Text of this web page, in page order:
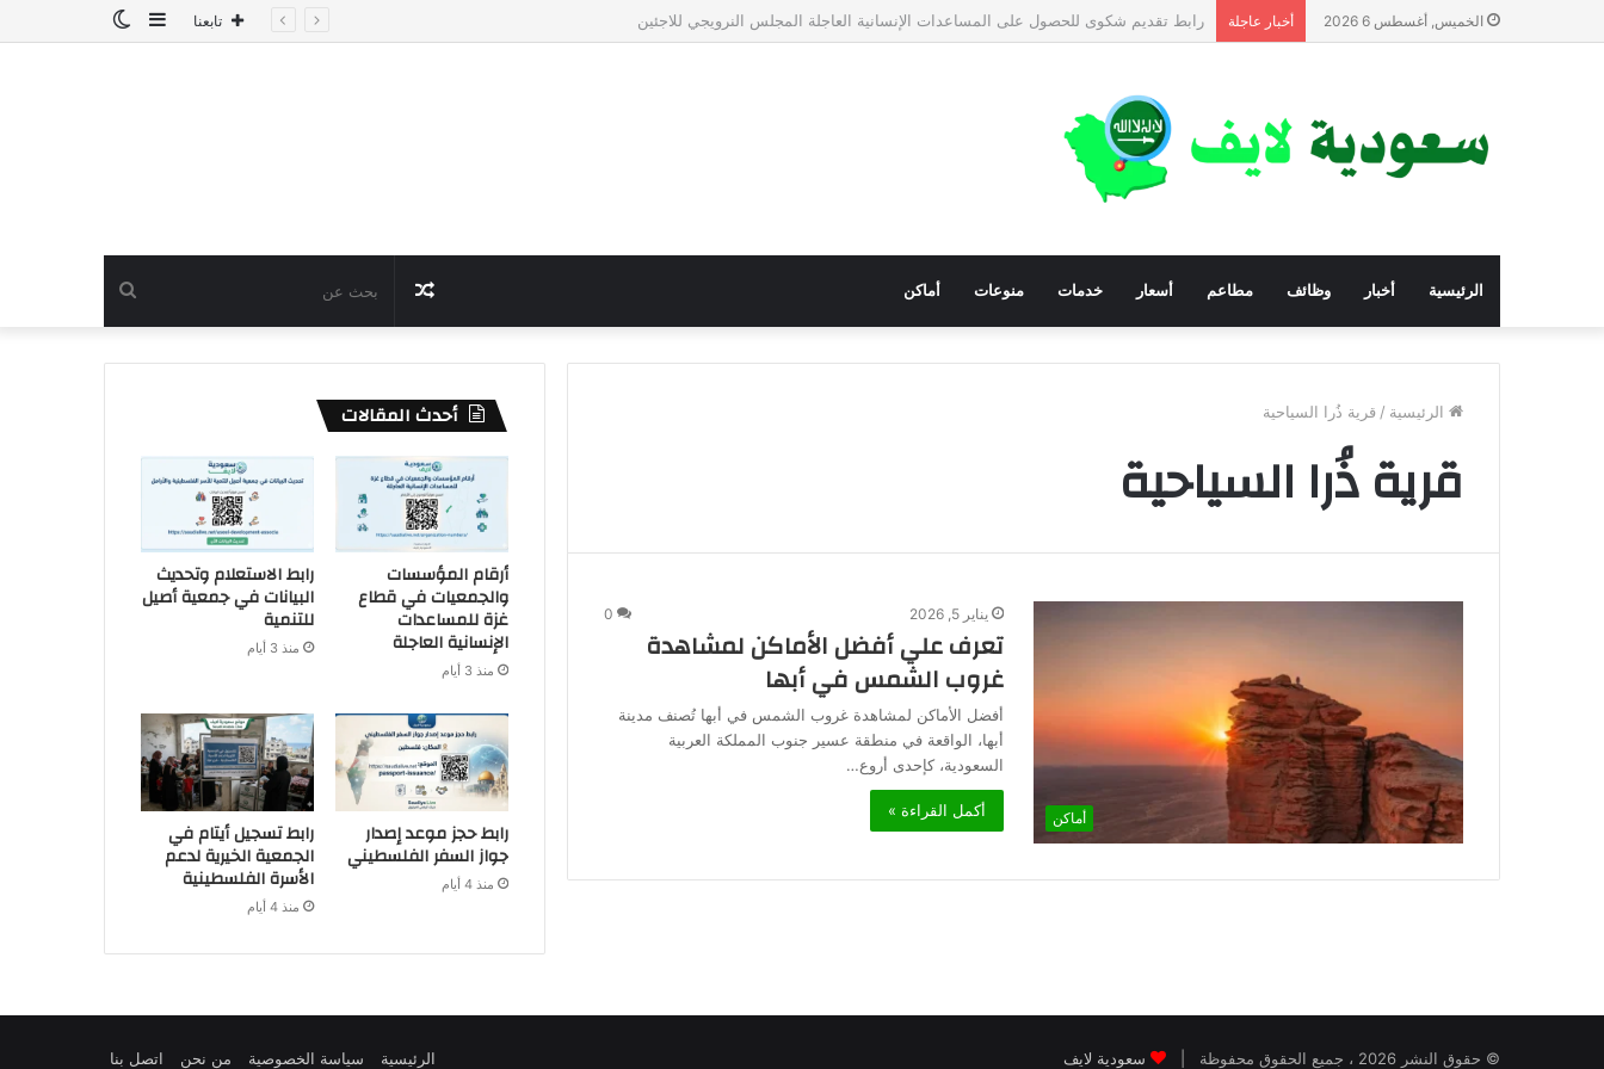
الخميس, أغسطس 6 2026 أخبار عاجلة أرقام المؤسسات والجمعيات في قطاع غزة للمساعدات الإنسانية العاجلة
الوضعإضافة
تابعنا
الرئيسية أخبار وظائف مطاعم أسعار خدمات منوعات أماكن بحث
عن
مقال
عشوائي
الرئيسية / قرية ذُرا السياحية
قرية ذُرا السياحية
أماكن
يناير 5, 2026 0
تعرف علي أفضل الأماكن لمشاهدة
غروب الشمس في أبها
أفضل الأماكن لمشاهدة غروب الشمس في أبها تُصنف مدينة
أبها، الواقعة في منطقة عسير جنوب المملكة العربية
السعودية، كإحدى أروع…
أكمل القراءة »
أحدث المقالات
أرقام المؤسسات
والجمعيات في قطاع
غزة للمساعدات
الإنسانية العاجلة
منذ 3 أيام
رابط الاستعلام وتحديث
البيانات في جمعية أصيل
للتنمية
منذ 3 أيام
رابط حجز موعد إصدار
جواز السفر الفلسطيني
منذ 4 أيام
رابط تسجيل أيتام في
الجمعية الخيرية لدعم
الأسرة الفلسطينية
منذ 4 أيام
© حقوق النشر 2026 ، جميع الحقوق محفوظة | سعودية لايف الرئيسية سياسة الخصوصية من نحن اتصل بنا